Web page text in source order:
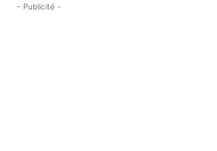
- Publicité -